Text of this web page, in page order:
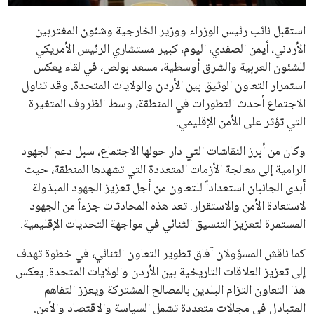
محافظات
استقبل نائب رئيس الوزراء ووزير الخارجية وشئون المغتربين
الأردني، أيمن الصفدي، اليوم، كبير مستشاري الرئيس الأمريكي
للشئون العربية والشرق أوسطية، مسعد بولص، في لقاء يعكس
استمرار التعاون الوثيق بين الأردن والولايات المتحدة. وقد تناول
الاجتماع أحدث التطورات في المنطقة، وسط الظروف المتغيرة
التي تؤثر على الأمن الإقليمي.
وكان من أبرز النقاشات التي دار حولها الاجتماع، سبل دعم الجهود
الرامية إلى معالجة الأزمات المتعددة التي تشهدها المنطقة، حيث
أبدى الجانبان استعداداً للتعاون من أجل تعزيز الجهود المبذولة
لاستعادة الأمن والاستقرار. تعد هذه المحادثات جزءاً من الجهود
المستمرة لتعزيز التنسيق الثنائي في مواجهة التحديات الإقليمية.
كما ناقش المسؤولان آفاق تطوير التعاون الثنائي، في خطوة تهدف
إلى تعزيز العلاقات التاريخية بين الأردن والولايات المتحدة. يعكس
هذا التعاون التزام البلدين بالمصالح المشتركة ويعزز التفاهم
المتبادل في مجالات متعددة تشمل السياسة والاقتصاد والأمن.